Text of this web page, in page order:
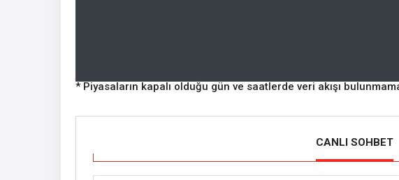
* Piyasaların kapalı olduğu gün ve saatlerde veri akışı
CANLI SOHBET